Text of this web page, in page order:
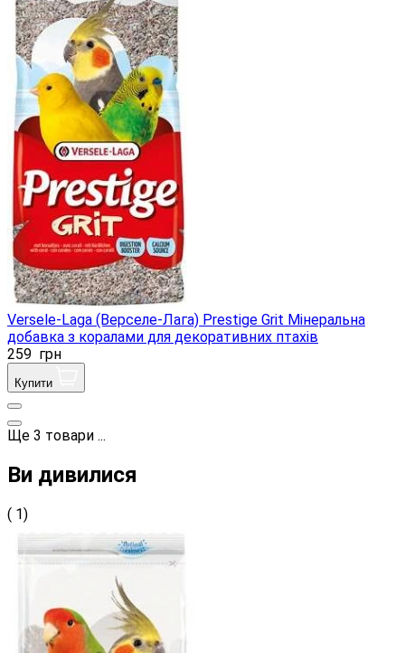
Versele-Laga (Верселе-Лага) Prestige Grit Мінеральна
добавка з коралами для декоративних птахів
259 грн
Купити
Ще 3 товари ...
Ви дивилися
( 1)